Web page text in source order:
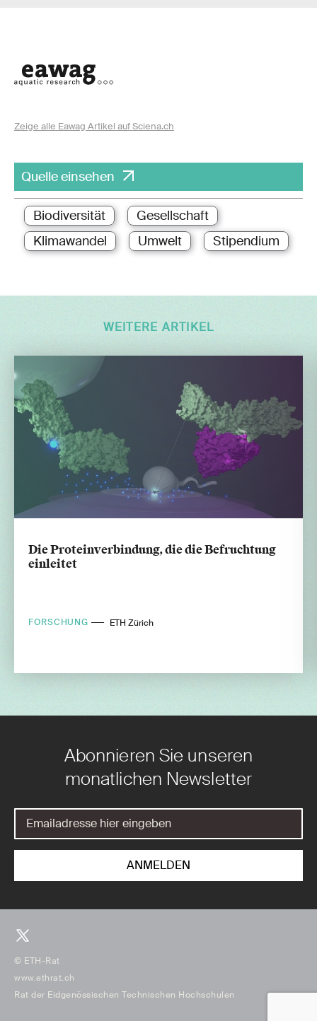
Zeige alle Eawag Artikel auf Sciena.ch
Quelle einsehen
Biodiversität
Gesellschaft
Klimawandel
Umwelt Stipendium
WEITERE ARTIKEL
Die Proteinverbindung, die die Befruchtung
einleitet
FORSCHUNG ETH Zürich
Abonnieren Sie unseren
monatlichen Newsletter
© ETH-Rat
www.ethrat.ch
Rat der Eidgenössischen Technischen Hochschulen